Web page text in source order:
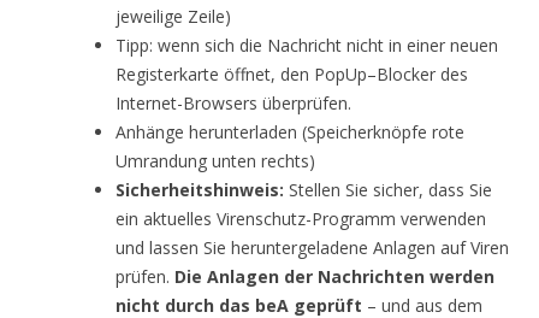
jeweilige Zeile)
Tipp: wenn sich die Nachricht nicht in einer neuen
Registerkarte öffnet, den PopUp–Blocker des
Internet-Browsers überprüfen.
Anhänge herunterladen (Speicherknöpfe rote
Umrandung unten rechts)
Sicherheitshinweis: Stellen Sie sicher, dass Sie
ein aktuelles Virenschutz-Programm verwenden
und lassen Sie heruntergeladene Anlagen auf Viren
prüfen. Die Anlagen der Nachrichten werden
nicht durch das beA geprüft – und aus dem